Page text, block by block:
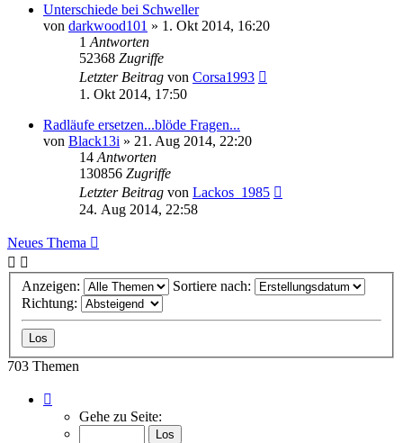
Unterschiede bei Schweller
von darkwood101 » 1. Okt 2014, 16:20
1 Antworten
52368 Zugriffe
Letzter Beitrag von Corsa1993
1. Okt 2014, 17:50
Radläufe ersetzen...blöde Fragen...
von Black13i » 21. Aug 2014, 22:20
14 Antworten
130856 Zugriffe
Letzter Beitrag von Lackos_1985
24. Aug 2014, 22:58
Neues Thema
Anzeigen:
Sortiere nach:
Richtung:
703 Themen
von
Gehe zu Seite: